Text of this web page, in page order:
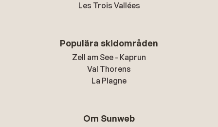
Les Trois Vallées
Populära skidområden
Zell am See - Kaprun
Val Thorens
La Plagne
Om Sunweb